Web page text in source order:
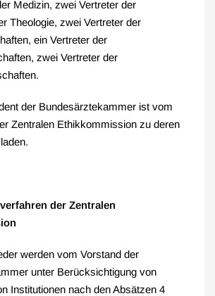
Medizin, zwei Vertreter der
Theologie, zwei Vertreter der
ein Vertreter der
zwei Vertreter der
der Bundesärztekammer ist vom
Zentralen Ethikkommission zu deren
der Zentralen
werden vom Vorstand der
unter Berücksichtigung von
Institutionen nach den Absätzen 4